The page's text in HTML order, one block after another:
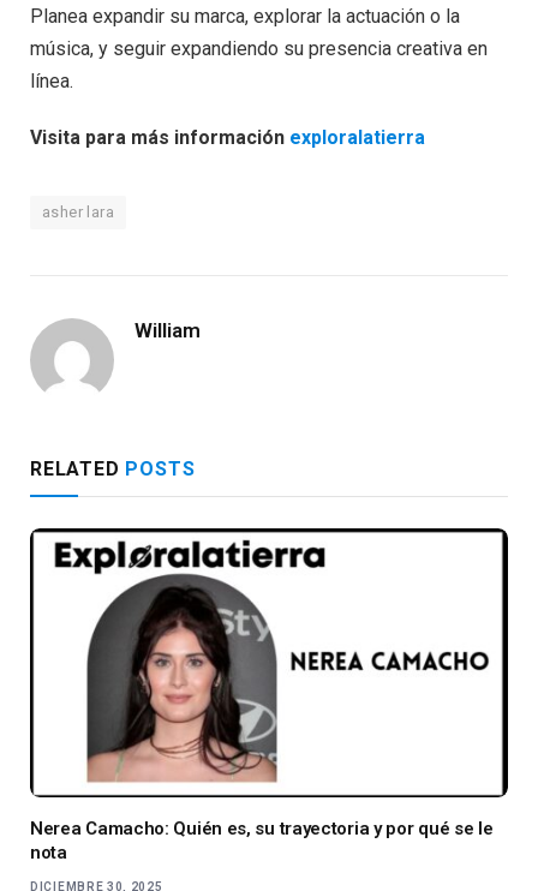
Planea expandir su marca, explorar la actuación o la
música, y seguir expandiendo su presencia creativa en
línea.
Visita para más información exploralatierra
asher lara
William
RELATED POSTS
Nerea Camacho: Quién es, su trayectoria y por qué se le
nota
DICIEMBRE 30, 2025